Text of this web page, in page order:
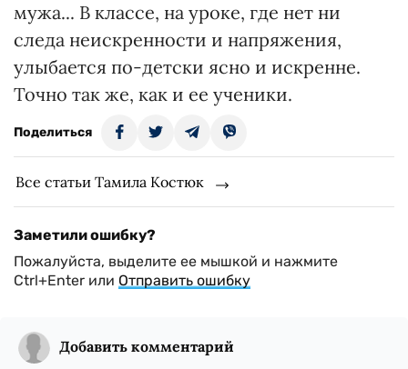
мужа... В классе, на уроке, где нет ни
следа неискренности и напряжения,
улыбается по-детски ясно и искренне.
Точно так же, как и ее ученики.
Поделиться
Все статьи Тамила Костюк
Заметили ошибку?
Пожалуйста, выделите ее мышкой и нажмите
Ctrl+Enter или Отправить ошибку
Добавить комментарий